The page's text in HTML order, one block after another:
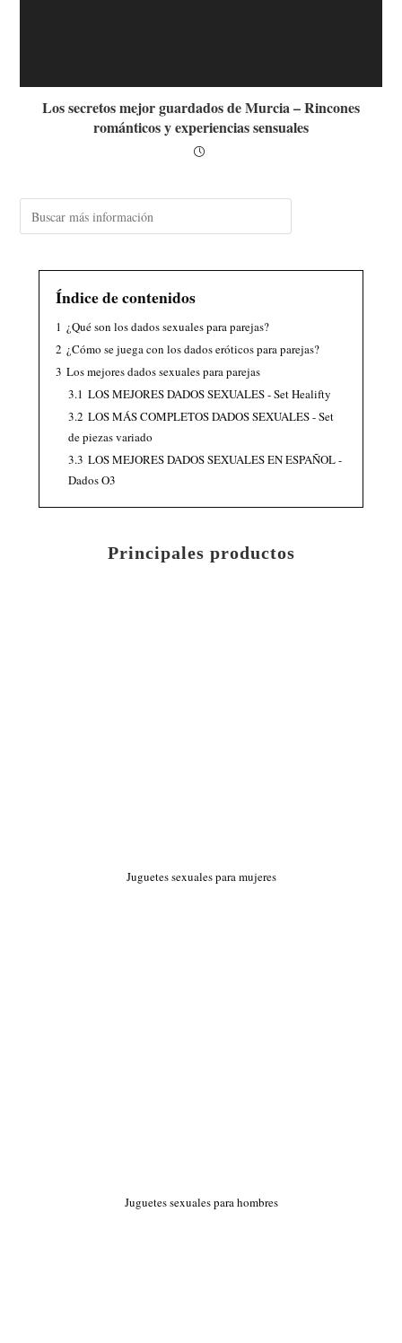
Los secretos mejor guardados de Murcia – Rincones
románticos y experiencias sensuales
Índice de contenidos
1 ¿Qué son los dados sexuales para parejas?
2 ¿Cómo se juega con los dados eróticos para parejas?
3 Los mejores dados sexuales para parejas
3.1 LOS MEJORES DADOS SEXUALES - Set Healifty
3.2 LOS MÁS COMPLETOS DADOS SEXUALES - Set
de piezas variado
3.3 LOS MEJORES DADOS SEXUALES EN ESPAÑOL -
Dados O3
Principales productos
Juguetes sexuales para mujeres
Juguetes sexuales para hombres